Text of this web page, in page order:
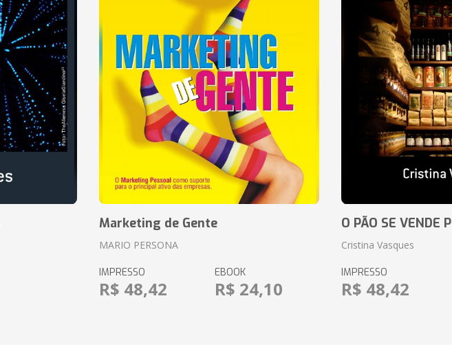
Marketing de Gente
MARIO PERSONA
IMPRESSO
R$ 48,42
EBOOK
R$ 24,10
O PÃO SE VENDE
Cristina Vasques
IMPRESSO
R$ 48,42